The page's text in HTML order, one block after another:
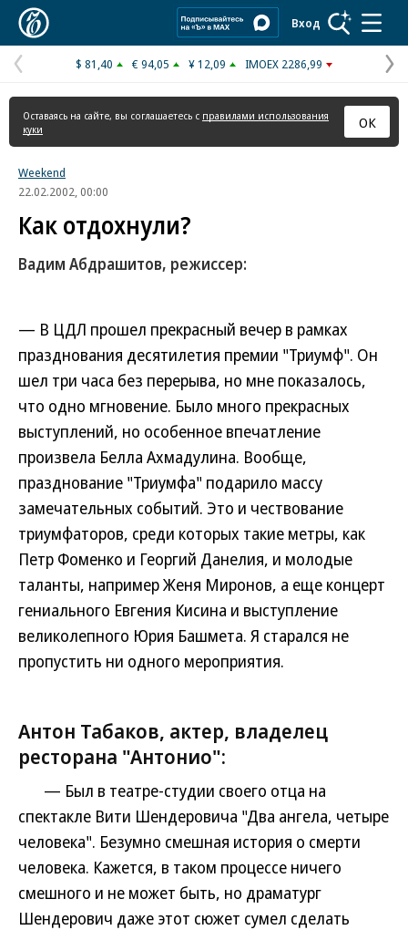
Вход
Предыдущая
страница
$ 81,40 € 94,05 ¥ 12,09 IMOEX 2286,99
Оставаясь на сайте, вы соглашаетесь с правилами использования
куки
ОК
Weekend
22.02.2002, 00:00
Как отдохнули?
Вадим Абдрашитов, режиссер:
— В ЦДЛ прошел прекрасный вечер в рамках
празднования десятилетия премии "Триумф". Он
шел три часа без перерыва, но мне показалось,
что одно мгновение. Было много прекрасных
выступлений, но особенное впечатление
произвела Белла Ахмадулина. Вообще,
празднование "Триумфа" подарило массу
замечательных событий. Это и чествование
триумфаторов, среди которых такие метры, как
Петр Фоменко и Георгий Данелия, и молодые
таланты, например Женя Миронов, а еще концерт
гениального Евгения Кисина и выступление
великолепного Юрия Башмета. Я старался не
пропустить ни одного мероприятия.
Антон Табаков, актер, владелец
ресторана "Антонио":
— Был в театре-студии своего отца на
спектакле Вити Шендеровича "Два ангела, четыре
человека". Безумно смешная история о смерти
человека. Кажется, в таком процессе ничего
смешного и не может быть, но драматург
Шендерович даже этот сюжет сумел сделать